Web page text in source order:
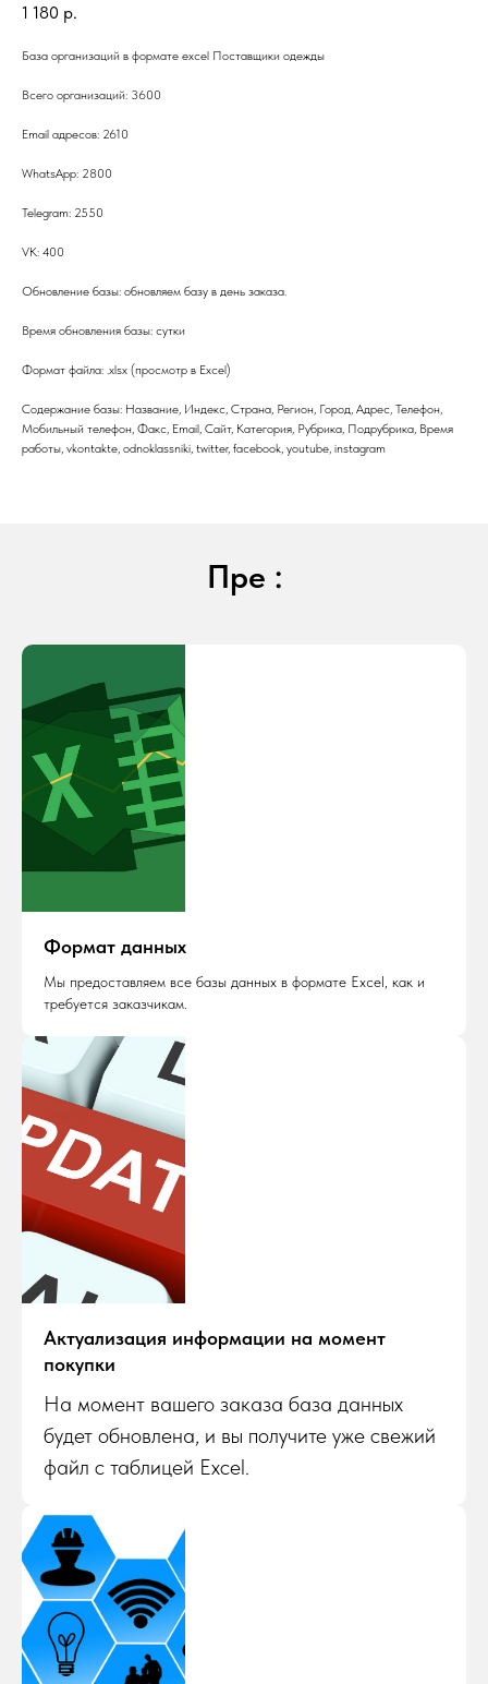
1 180 р.
База организаций в формате excel Поставщики одежды
Всего организаций: 3600
Email адресов: 2610
WhatsApp: 2800
Telegram: 2550
VK: 400
Обновление базы: обновляем базу в день заказа.
Время обновления базы: сутки
Формат файла: .xlsx (просмотр в Excel)
Содержание базы: Название, Индекс, Страна, Регион, Город, Адрес, Телефон,
Мобильный телефон, Факс, Email, Сайт, Категория, Рубрика, Подрубрика, Время
работы, vkontakte, odnoklassniki, twitter, facebook, youtube, instagram
Пре :
Формат данных
Мы предоставляем все базы данных в формате Excel, как и
требуется заказчикам.
Актуализация информации на момент
покупки
На момент вашего заказа база данных
будет обновлена, и вы получите уже свежий
файл с таблицей Excel.